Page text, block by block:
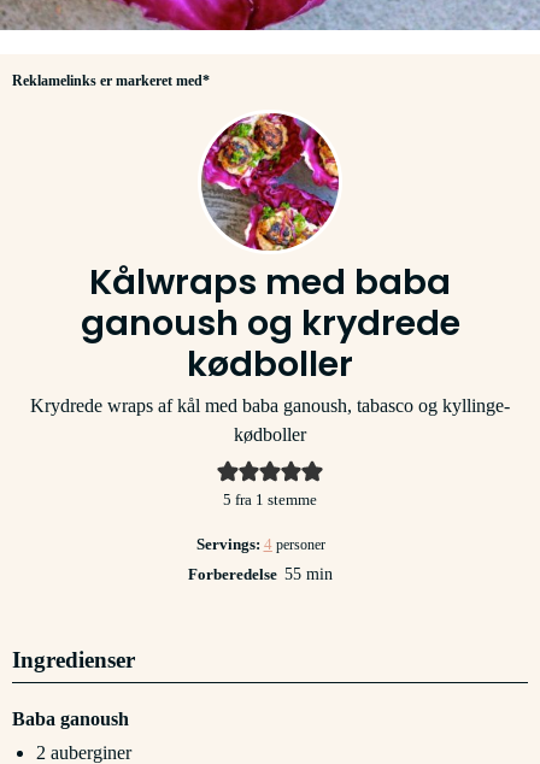
Reklamelinks er markeret med*
Kålwraps med baba
ganoush og krydrede
kødboller
Krydrede wraps af kål med baba ganoush, tabasco og kyllinge-
kødboller
5 fra 1 stemme
Servings: 4 personer
Forberedelse 55minutter
min
Ingredienser
Baba ganoush
2 auberginer